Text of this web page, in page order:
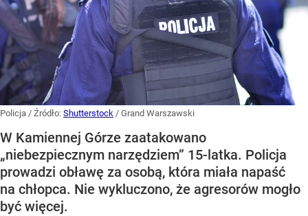
Policja / Źródło: Shutterstock / Grand Warszawski
W Kamiennej Górze zaatakowano
„niebezpiecznym narzędziem” 15-latka. Policja
prowadzi obławę za osobą, która miała napaść
na chłopca. Nie wykluczono, że agresorów mogło
być więcej.